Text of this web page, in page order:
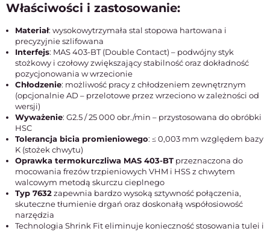
Właściwości i zastosowanie:
Materiał: wysokowytrzymała stal stopowa hartowana i
precyzyjnie szlifowana
Interfejs: MAS 403-BT (Double Contact) – podwójny styk
stożkowy i czołowy zwiększający stabilność oraz dokładność
pozycjonowania w wrzecionie
Chłodzenie: możliwość pracy z chłodzeniem zewnętrznym
(opcjonalnie AD – przelotowe przez wrzeciono w zależności od
wersji)
Wyważenie: G2.5 / 25 000 obr./min – przystosowana do obróbki
HSC
Tolerancja bicia promieniowego: ≤ 0,003 mm względem bazy
K (stożek chwytu)
Oprawka termokurczliwa MAS 403-BT przeznaczona do
mocowania frezów trzpieniowych VHM i HSS z chwytem
walcowym metodą skurczu cieplnego
Typ 7632zapewnia bardzo wysoką sztywność połączenia,
skuteczne tłumienie drgań oraz doskonałą współosiowość
narzędzia
Technologia Shrink Fit eliminuje konieczność stosowania tulei i